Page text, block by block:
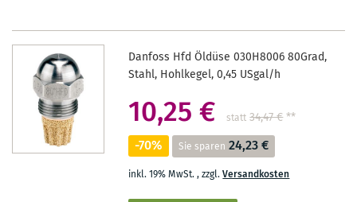
Danfoss Hfd Öldüse 030H8006 80Grad,
Stahl, Hohlkegel, 0,45 USgal/h
10,25 € statt 34,47 €**
-70% Sie sparen 24,23 €
inkl. 19% MwSt.,zzgl.Versandkosten